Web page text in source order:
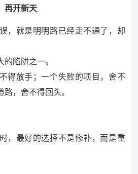
再开新天
，就是明明路已经走不通了，却
陷阱之一。
得放手；一个失败的项目，舍不
，舍不得回头。
，最好的选择不是修补，而是重